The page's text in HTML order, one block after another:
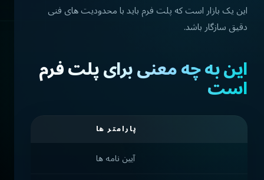
این یک بازار است که پلت فرم باید با محدودیت های فنی
دقیق سازگار باشد.
این به چه معنی برای پلت فرم
است
پارامتر ها
آیین نامه ها